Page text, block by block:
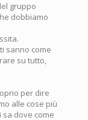
gruppo
dobbiamo
sanno come
su tutto,
per dire
alle cose più
dove come